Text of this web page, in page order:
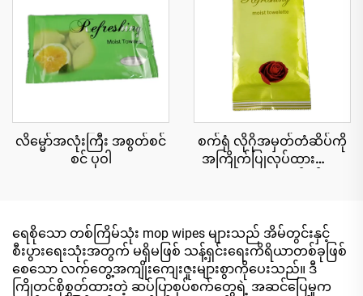
လိမ္မော်အလုံးကြီး အစွတ်စင်
စင် ပုဝါ
စက်ရုံ လိုဂိုအမှတ်တံဆိပ်ကို
အကြိုက်ပြုလုပ်ထားသော
ခရီးသွားခြင်း ပါတီ ကြော်ငြာ
မှု တိုးတက်မှုအတွက်
ရေစိုသော တစ်ကြိမ်သုံး mop wipes များသည် အိမ်တွင်းနှင့်
စီးပွားရေးသုံးအတွက် မရှိမဖြစ် သန့်ရှင်းရေးကိရိယာတစ်ခုဖြစ်
စေသော လက်တွေ့အကျိုးကျေးဇူးများစွာကိုပေးသည်။ ဒီ
ကြိုတင်စိုစွတ်ထားတဲ့ ဆပ်ပြာစုပ်စက်တွေရဲ့ အဆင်ပြေမှုက